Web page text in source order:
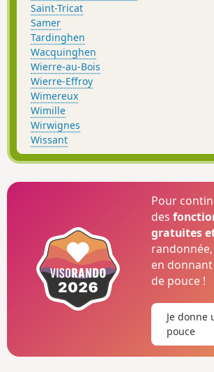
Saint-Tricat
Samer
Tardinghen
Wacquinghen
Wierre-au-Bois
Wierre-Effroy
Wimereux
Wimille
Wirwignes
Wissant
Pour
des
gratuites
en
de pouce !
Je donne
pouce